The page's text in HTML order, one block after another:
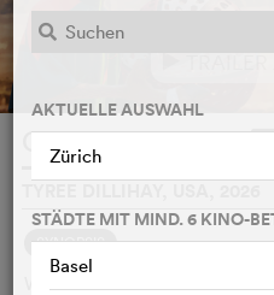
GOAT
SYNOPSIS
Will, ein kleiner Ziegenbock
AKTUELLE AUSWAHL
Zürich
STÄDTE MIT MIND. 6 KINO-
Basel